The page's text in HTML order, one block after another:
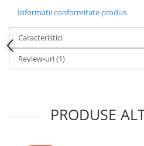
Informatii conformitate produs
Caracteristici
Review-uri(1)
PRODUSE